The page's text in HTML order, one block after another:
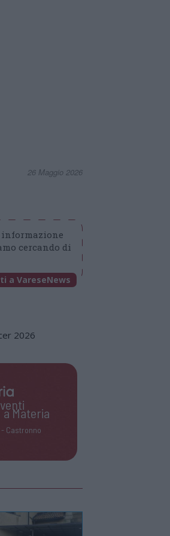
26 Maggio 2026
informazione
cercando di
a VareseNews
2026
Materia
Castronno